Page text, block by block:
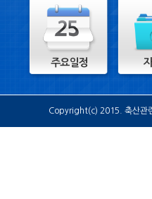
주요일정
Copyright(c) 2015. 축산관